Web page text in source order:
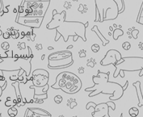
کوتاه
مزیت